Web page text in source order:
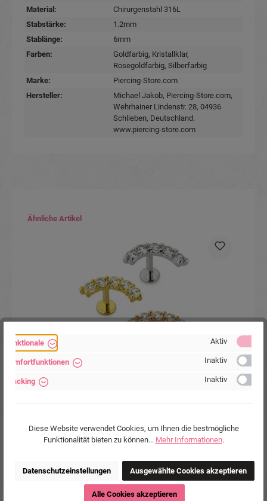
Material:
Chirurgenstahl 316L
Stabstärke:
1.2mm
Stablänge:
6mm
Farben:
Goldfarbig, Kristallklar,
Rosegoldfarbig, Silberfarbig
Marke:
Piercing-Store.com
Hersteller:
Michael Jakob, Piercing-Store.com,
Wehrhainer Lindenstr. 28, 04936
Schlieben, Deutschland.
www.piercing-store.com
Produktgalerie überspringen
Ähnliche Artikel
Helix Tragus Piercing Kristallkranz silberfarbig
Funktionale Aktiv
Komfortfunktionen Inaktiv
Tracking Inaktiv
Diese Website verwendet Cookies, um Ihnen die bestmögliche
Funktionalität bieten zu können... Mehr Informationen.
Datenschutzeinstellungen Ausgewählte Cookies akzeptieren
Alle Cookies akzeptieren